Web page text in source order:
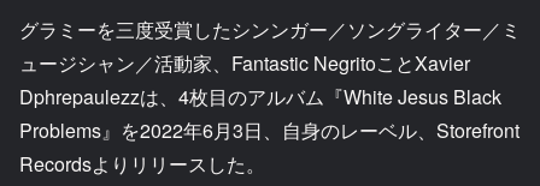
グラミーを三度受賞したシンンガー／ソングライター／ミ
ュージシャン／活動家、Fantastic NegritoことXavier
Dphrepaulezzは、4枚目のアルバム『White Jesus Black
Problems』を2022年6月3日、自身のレーベル、Storefront
Recordsよりリリースした。